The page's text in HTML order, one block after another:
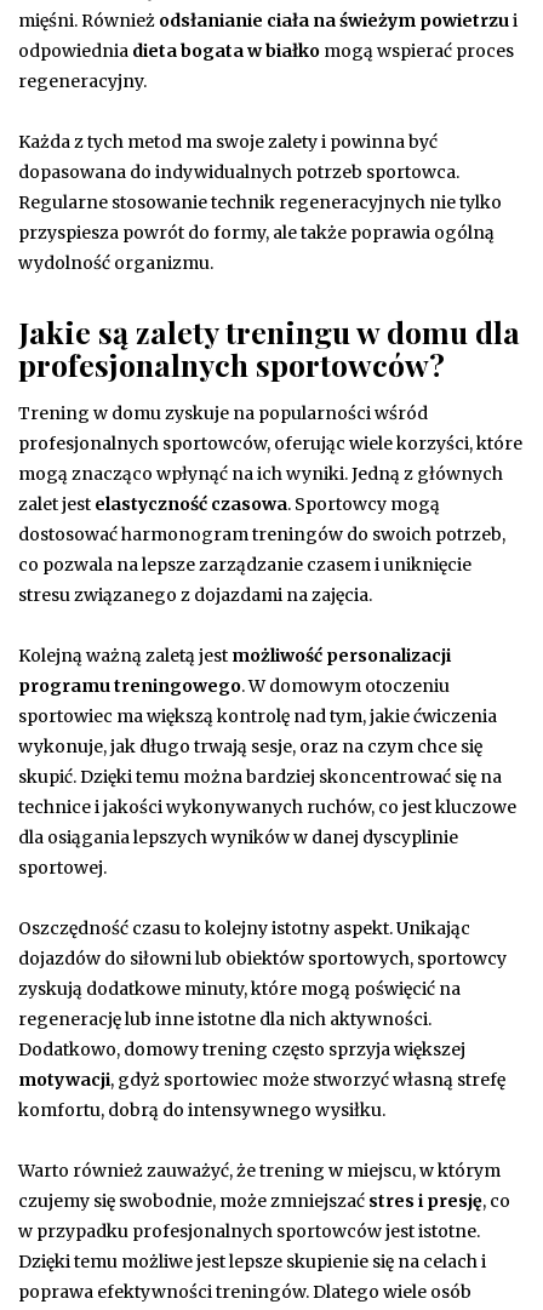
mięśni. Również odsłanianie ciała na świeżym powietrzui
odpowiednia dieta bogata w białko mogą wspierać proces
regeneracyjny.
Każda z tych metod ma swoje zalety i powinna być
dopasowana do indywidualnych potrzeb sportowca.
Regularne stosowanie technik regeneracyjnych nie tylko
przyspiesza powrót do formy, ale także poprawia ogólną
wydolność organizmu.
Jakie są zalety treningu w domu dla
profesjonalnych sportowców?
Trening w domu zyskuje na popularności wśród
profesjonalnych sportowców, oferując wiele korzyści, które
mogą znacząco wpłynąć na ich wyniki. Jedną z głównych
zalet jest elastyczność czasowa. Sportowcy mogą
dostosować harmonogram treningów do swoich potrzeb,
co pozwala na lepsze zarządzanie czasem i uniknięcie
stresu związanego z dojazdami na zajęcia.
Kolejną ważną zaletą jest możliwość personalizacji
programu treningowego. W domowym otoczeniu
sportowiec ma większą kontrolę nad tym, jakie ćwiczenia
wykonuje, jak długo trwają sesje, oraz na czym chce się
skupić. Dzięki temu można bardziej skoncentrować się na
technice i jakości wykonywanych ruchów, co jest kluczowe
dla osiągania lepszych wyników w danej dyscyplinie
sportowej.
Oszczędność czasu to kolejny istotny aspekt. Unikając
dojazdów do siłowni lub obiektów sportowych, sportowcy
zyskują dodatkowe minuty, które mogą poświęcić na
regenerację lub inne istotne dla nich aktywności.
Dodatkowo, domowy trening często sprzyja większej
motywacji, gdyż sportowiec może stworzyć własną strefę
komfortu, dobrą do intensywnego wysiłku.
Warto również zauważyć, że trening w miejscu, w którym
czujemy się swobodnie, może zmniejszać stres i presję, co
w przypadku profesjonalnych sportowców jest istotne.
Dzięki temu możliwe jest lepsze skupienie się na celach i
poprawa efektywności treningów. Dlatego wiele osób